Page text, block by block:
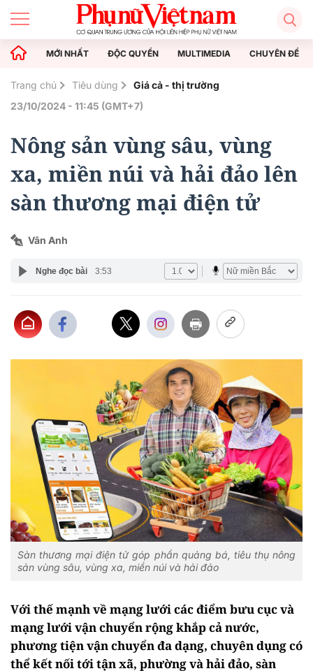
MỚI NHẤT ĐỘC QUYỀN MULTIMEDIA CHUYÊN ĐỀ
Trang chủ Tiêu dùng
Giá cả - thị trường
23/10/2024 - 11:45 (GMT+7)
Nông sản vùng sâu, vùng
xa, miền núi và hải đảo lên
sàn thương mại điện tử
Vân Anh
Nghe đọc bài 3:53
Sàn thương mại điện tử góp phần quảng bá, tiêu thụ nông
sản vùng sâu, vùng xa, miền núi và hải đảo
Với thế mạnh về mạng lưới các điểm bưu cục và
mạng lưới vận chuyển rộng khắp cả nước,
phương tiện vận chuyển đa dạng, chuyên dụng có
thể kết nối tới tận xã, phường và hải đảo, sàn